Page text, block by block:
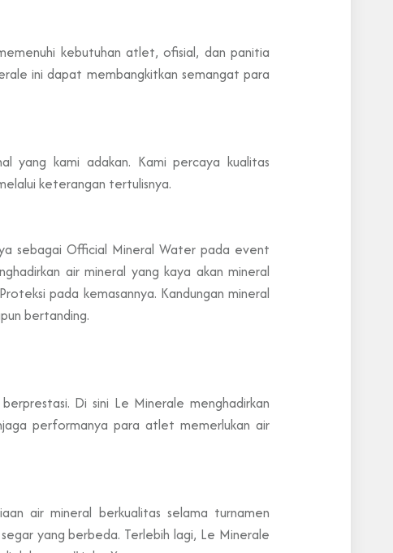
kebutuhan atlet, ofisial, dan panitia
ini dapat membangkitkan semangat para
yang kami adakan. Kami percaya kualitas
keterangan tertulisnya.
sebagai Official Mineral Water pada event
air mineral yang kaya akan mineral
pada kemasannya. Kandungan mineral
bertanding.
Di sini Le Minerale menghadirkan
performanya para atlet memerlukan air
air mineral berkualitas selama turnamen
yang berbeda. Terlebih lagi, Le Minerale